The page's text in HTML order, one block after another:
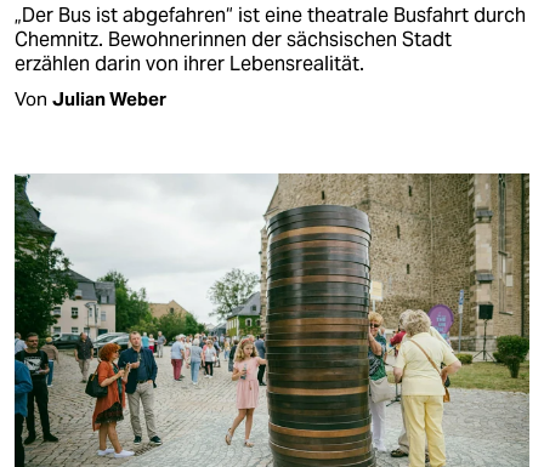
„Der Bus ist abgefahren“ ist eine theatrale Busfahrt durch
Chemnitz. Bewohnerinnen der sächsischen Stadt
erzählen darin von ihrer Lebensrealität.
Von Julian Weber